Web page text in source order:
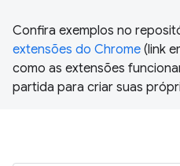
Confira exemplos no
extensões do Chrome (link
como as extensões
partida para criar suas